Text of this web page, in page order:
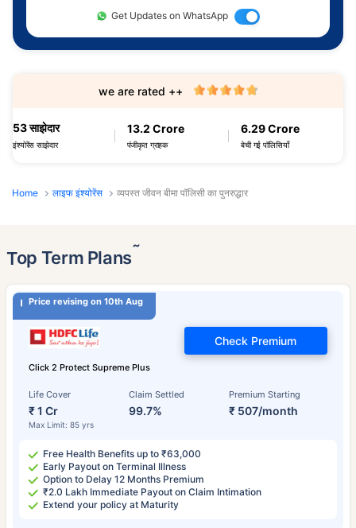
Get Updates on WhatsApp
53 साझेदार
इंश्योरेंस साझेदार
13.2 Crore
पंजीकृत ग्राहक
6.29 Crore
बेची गई पॉलिसियाँ
we are rated ++
Home लाइफ इंश्योरेंस व्यपस्त जीवन बीमा पॉलिसी का पुनरुद्धार
Top Term Plans˜
Price revising on 10th Aug
Click 2 Protect Supreme Plus
Life Cover
₹ 1 Cr
Max Limit: 85 yrs
Claim Settled
99.7%
Premium Starting
₹ 507/month
Check Premium
Free Health Benefits up to ₹63,000
Early Payout on Terminal Illness
Option to Delay 12 Months Premium
₹2.0 Lakh Immediate Payout on Claim Intimation
Extend your policy at Maturity